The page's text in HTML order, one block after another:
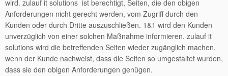
wird. zulauf it solutions ist berechtigt, Seiten, die den obigen
Anforderungen nicht gerecht werden, vom Zugriff durch den
Kunden oder durch Dritte auszuschließen. 1&1 wird den Kunden
unverzüglich von einer solchen Maßnahme informieren. zulauf it
solutions wird die betreffenden Seiten wieder zugänglich machen,
wenn der Kunde nachweist, dass die Seiten so umgestaltet wurden,
dass sie den obigen Anforderungen genügen.